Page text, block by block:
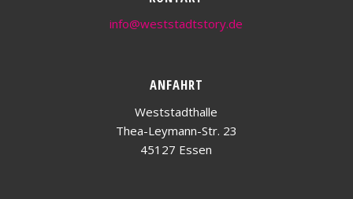
info@weststadtstory.de
ANFAHRT
Weststadthalle
Thea-Leymann-Str. 23
45127 Essen